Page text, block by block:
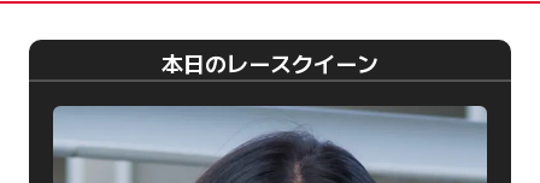
本日のレースクイーン